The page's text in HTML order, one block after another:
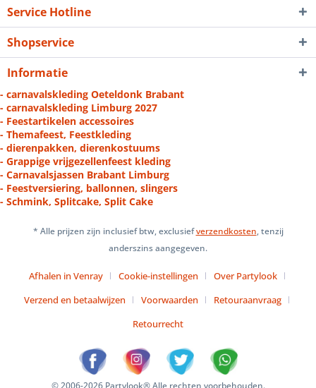
Service Hotline
Shopservice
Informatie
- carnavalskleding Oeteldonk Brabant
- carnavalskleding Limburg 2027
- Feestartikelen accessoires
- Themafeest, Feestkleding
- dierenpakken, dierenkostuums
- Grappige vrijgezellenfeest kleding
- Carnavalsjassen Brabant Limburg
- Feestversiering, ballonnen, slingers
- Schmink, Splitcake, Split Cake
* Alle prijzen zijn inclusief btw, exclusiefverzendkosten, tenzij
anderszins aangegeven.
Afhalen in Venray Cookie-instellingen
Over Partylook
Verzend en betaalwijzen
Voorwaarden
Retouraanvraag
Retourrecht